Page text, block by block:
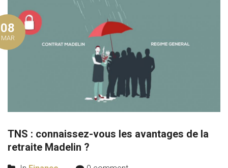
08
MAR
TNS : connaissez-vous les avantages de la
retraite Madelin ?